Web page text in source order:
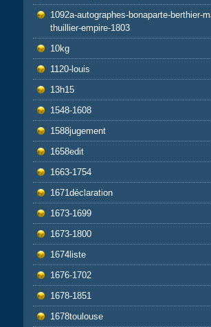
1092a-autographes-bonaparte-berthier-
thuillier-empire-1803
10kg
1120-louis
13h15
1548-1608
1588jugement
1658edit
1663-1754
1671déclaration
1673-1699
1673-1800
1674liste
1676-1702
1678-1851
1678toulouse